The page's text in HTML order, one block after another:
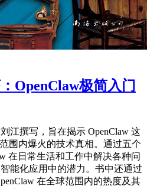
OpenClaw极简入门
江撰写，旨在揭示 OpenClaw 这
围内爆火的技术真相。通过五个
在日常生活和工作中解决各种问
能化应用中的潜力。书中还通过
在全球范围内的热度及其